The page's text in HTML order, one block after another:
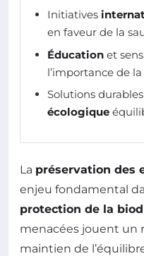
Initiatives
en faveur de la
Éducation et
l’importance de la
Solutions
écologique
La préservation des
enjeu fondamental
protection de la
menacées jouent un
maintien de